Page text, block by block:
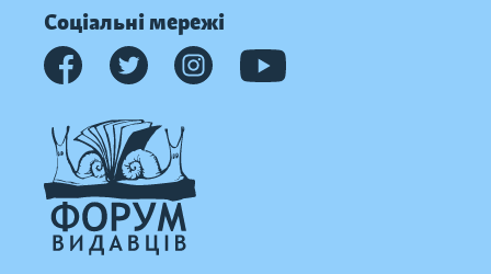
Соціальні мережі